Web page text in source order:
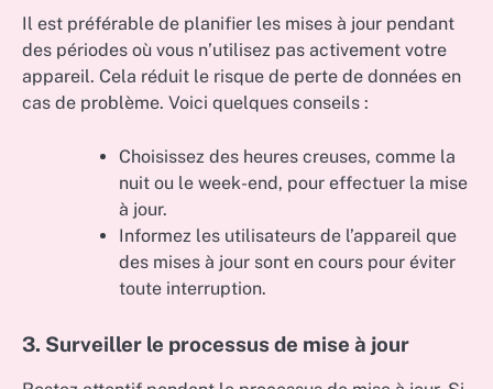
Il est préférable de planifier les mises à jour pendant
des périodes où vous n’utilisez pas activement votre
appareil. Cela réduit le risque de perte de données en
cas de problème. Voici quelques conseils :
Choisissez des heures creuses, comme la
nuit ou le week-end, pour effectuer la mise
à jour.
Informez les utilisateurs de l’appareil que
des mises à jour sont en cours pour éviter
toute interruption.
3. Surveiller le processus de mise à jour